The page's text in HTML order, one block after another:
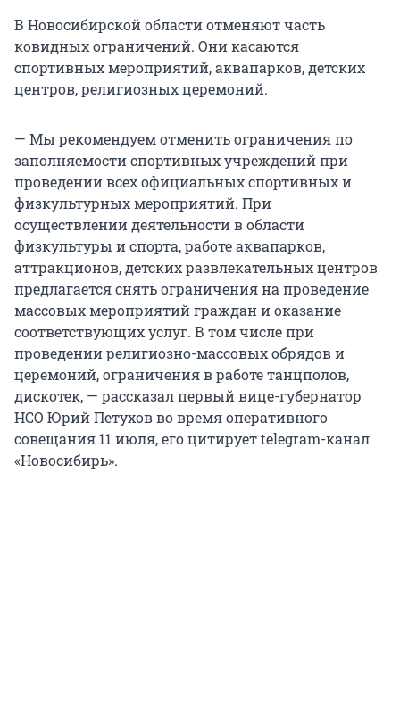
В Новосибирской области отменяют часть
ковидных ограничений. Они касаются
спортивных мероприятий, аквапарков, детских
центров, религиозных церемоний.
— Мы рекомендуем отменить ограничения по
заполняемости спортивных учреждений при
проведении всех официальных спортивных и
физкультурных мероприятий. При
осуществлении деятельности в области
физкультуры и спорта, работе аквапарков,
аттракционов, детских развлекательных центров
предлагается снять ограничения на проведение
массовых мероприятий граждан и оказание
соответствующих услуг. В том числе при
проведении религиозно-массовых обрядов и
церемоний, ограничения в работе танцполов,
дискотек, — рассказал первый вице-губернатор
НСО Юрий Петухов во время оперативного
совещания 11 июля, его цитирует telegram-канал
«Новосибирь».